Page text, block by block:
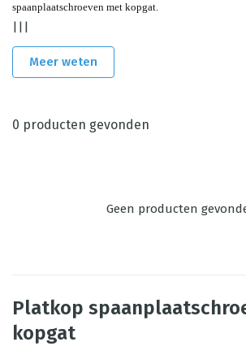
spaanplaatschroeven met kopgat.
|||
Meer weten
0 producten gevonden
Geen producten
Platkop
kopgat